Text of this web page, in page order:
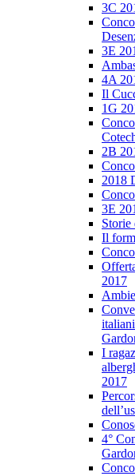
3C
3E
4A
Il
1G
2B
2018
3E
Storie
Il
2017
I
2017
4°